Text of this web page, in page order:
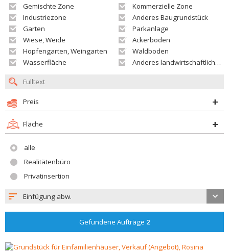
Gemischte Zone
Kommerzielle Zone
Industriezone
Anderes Baugrundstück
Garten
Parkanlage
Wiese, Weide
Ackerboden
Hopfengarten, Weingarten
Waldboden
Wasserfläche
Anderes landwirtschaftliches Grundstück
Preis
Fläche
alle
Realitätenbüro
Privatinsertion
Einfügung abw.
Gefundene Aufträge 2